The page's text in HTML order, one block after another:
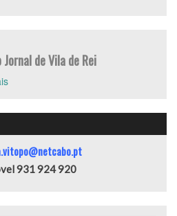
de Vila de Rei
931 924 920